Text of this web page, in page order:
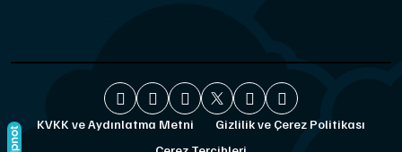
KVKK ve Aydınlatma Metni
Gizlilik ve Çerez Politikası